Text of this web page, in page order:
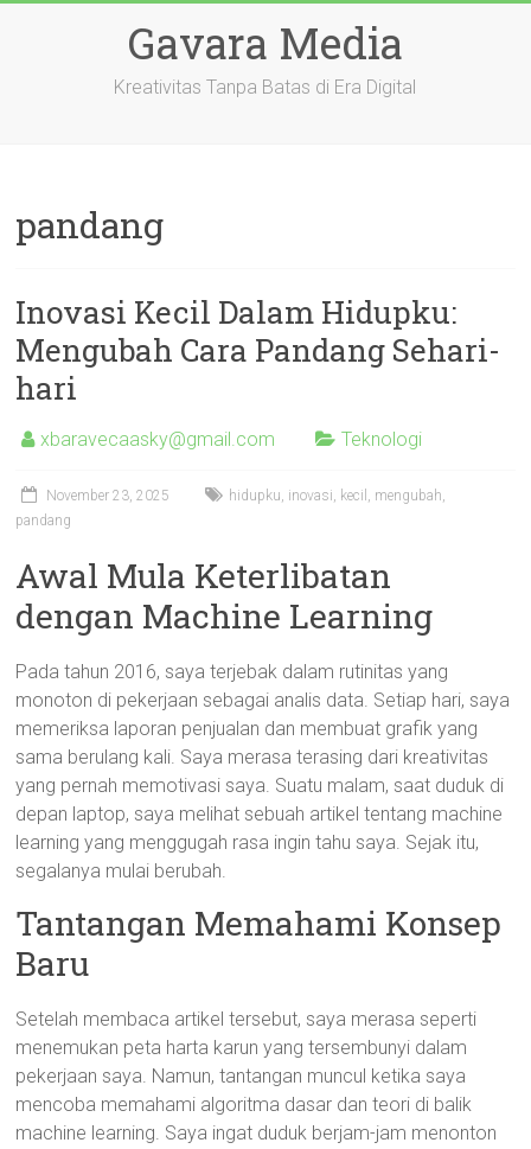
Gavara Media
Kreativitas Tanpa Batas di Era Digital
pandang
Inovasi Kecil Dalam Hidupku:
Mengubah Cara Pandang Sehari-
hari
xbaravecaasky@gmail.com Teknologi
November 23, 2025 hidupku, inovasi, kecil , mengubah,
pandang
Awal Mula Keterlibatan
dengan Machine Learning
Pada tahun 2016, saya terjebak dalam rutinitas yang
monoton di pekerjaan sebagai analis data. Setiap hari, saya
memeriksa laporan penjualan dan membuat grafik yang
sama berulang kali. Saya merasa terasing dari kreativitas
yang pernah memotivasi saya. Suatu malam, saat duduk di
depan laptop, saya melihat sebuah artikel tentang machine
learning yang menggugah rasa ingin tahu saya. Sejak itu,
segalanya mulai berubah.
Tantangan Memahami Konsep
Baru
Setelah membaca artikel tersebut, saya merasa seperti
menemukan peta harta karun yang tersembunyi dalam
pekerjaan saya. Namun, tantangan muncul ketika saya
mencoba memahami algoritma dasar dan teori di balik
machine learning. Saya ingat duduk berjam-jam menonton